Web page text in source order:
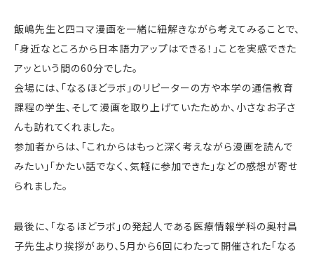
飯嶋先生と四コマ漫画を一緒に紐解きながら考えてみることで、
「身近なところから日本語力アップはできる！」ことを実感できた
アッという間の60分でした。
会場には、「なるほどラボ」のリピーターの方や本学の通信教育
課程の学生、そして漫画を取り上げていたためか、小さなお子さ
んも訪れてくれました。
参加者からは、「これからはもっと深く考えながら漫画を読んで
みたい」「かたい話でなく、気軽に参加できた」などの感想が寄せ
られました。
最後に、「なるほどラボ」の発起人である医療情報学科の奥村昌
子先生より挨拶があり、5月から6回にわたって開催された「なる